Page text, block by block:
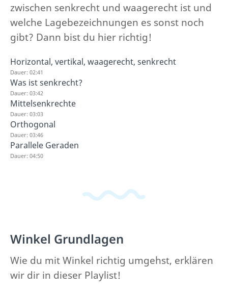
zwischen senkrecht und waagerecht ist und
welche Lagebezeichnungen es sonst noch
gibt? Dann bist du hier richtig!
Horizontal, vertikal, waagerecht, senkrecht
Dauer: 02:41
Was ist senkrecht?
Dauer: 03:42
Mittelsenkrechte
Dauer: 03:03
Orthogonal
Dauer: 03:46
Parallele Geraden
Dauer: 04:50
Winkel Grundlagen
Wie du mit Winkel richtig umgehst, erklären
wir dir in dieser Playlist!